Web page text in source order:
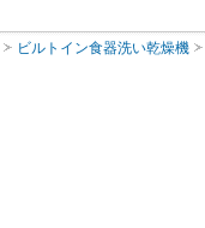
ビルトイン食器洗い乾燥機